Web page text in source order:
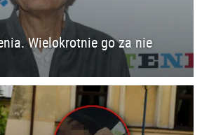
Wielokrotnie go za nie